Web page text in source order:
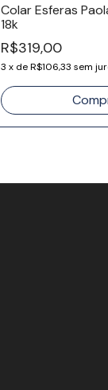
Colar Esferas
18k
R$319,00
3 x deR$106,33 sem